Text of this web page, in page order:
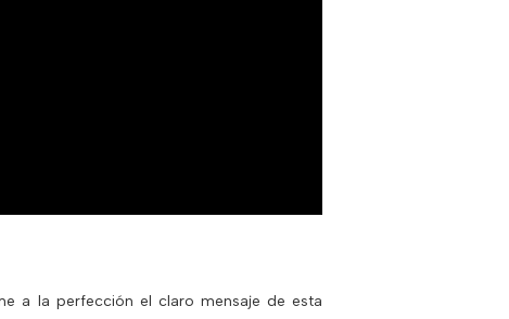
a la perfección el claro mensaje de esta